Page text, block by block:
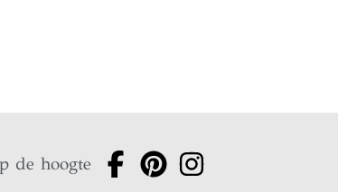
de hoogte